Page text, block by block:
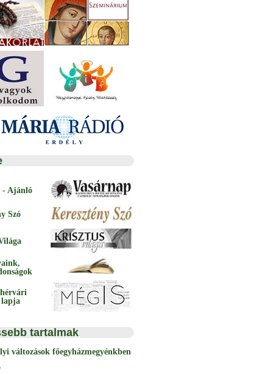
- Ajánló
Szó
lapja
tartalmak
változások főegyházmegyénkben